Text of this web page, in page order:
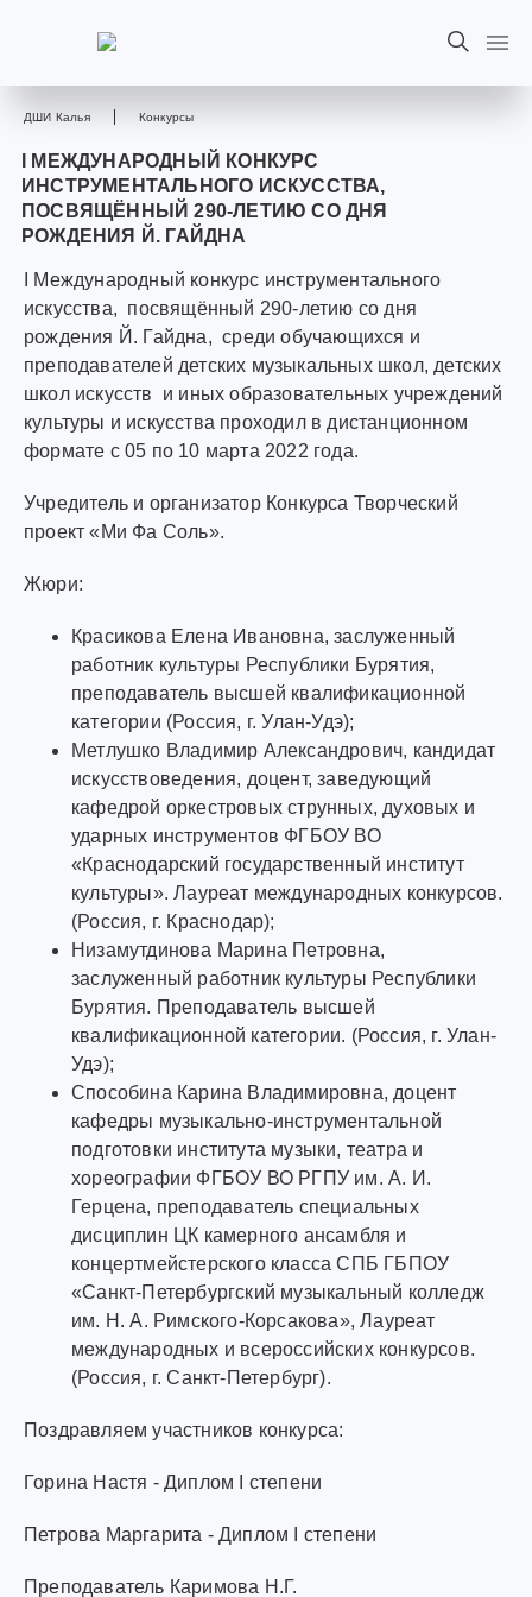
ДШИ Калья Конкурсы
I МЕЖДУНАРОДНЫЙ КОНКУРС
ИНСТРУМЕНТАЛЬНОГО ИСКУССТВА,
ПОСВЯЩЁННЫЙ 290-ЛЕТИЮ СО ДНЯ
РОЖДЕНИЯ Й. ГАЙДНА
I Международный конкурс инструментального
искусства, посвящённый 290-летию со дня
рождения Й. Гайдна, среди обучающихся и
преподавателей детских музыкальных школ, детских
школ искусств и иных образовательных учреждений
культуры и искусства проходил в дистанционном
формате с 05 по 10 марта 2022 года.
Учредитель и организатор Конкурса Творческий
проект «Ми Фа Соль».
Жюри:
Красикова Елена Ивановна, заслуженный
работник культуры Республики Бурятия,
преподаватель высшей квалификационной
категории (Россия, г. Улан-Удэ);
Метлушко Владимир Александрович, кандидат
искусствоведения, доцент, заведующий
кафедрой оркестровых струнных, духовых и
ударных инструментов ФГБОУ ВО
«Краснодарский государственный институт
культуры». Лауреат международных конкурсов.
(Россия, г. Краснодар);
Низамутдинова Марина Петровна,
заслуженный работник культуры Республики
Бурятия. Преподаватель высшей
квалификационной категории. (Россия, г. Улан-
Удэ);
Способина Карина Владимировна, доцент
кафедры музыкально-инструментальной
подготовки института музыки, театра и
хореографии ФГБОУ ВО РГПУ им. А. И.
Герцена, преподаватель специальных
дисциплин ЦК камерного ансамбля и
концертмейстерского класса СПБ ГБПОУ
«Санкт-Петербургский музыкальный колледж
им. Н. А. Римского-Корсакова», Лауреат
международных и всероссийских конкурсов.
(Россия, г. Санкт-Петербург).
Поздравляем участников конкурса:
Горина Настя - Диплом I степени
Петрова Маргарита - Диплом I степени
Преподаватель Каримова Н.Г.